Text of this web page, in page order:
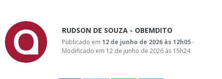
RUDSON DE SOUZA - OBEMDITO
Publicado em 12 de junho de 2026 às 12h05-
Modificado em 12 de junho de 2026 às 15h24